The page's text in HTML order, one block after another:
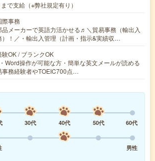
で支給（※弊社規定有り）
際事務
品メーカーで英語力活かせる♬＼貿易事務（輸出入
）！／・輸出入管理（計画・指示&実績収…
OK / ブランクOK
Word操作が可能な方・簡単な英文メールが読める
務経験者やTOEIC700点…
30代 40代 50代
60代
男性